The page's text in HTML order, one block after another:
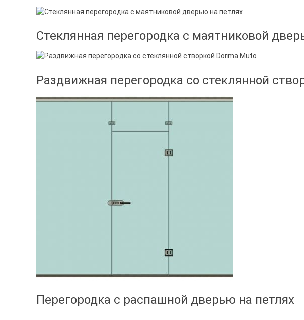
Стеклянная перегородка с маятниковой
Раздвижная перегородка со стеклянной
Перегородка с распашной дверью на петлях